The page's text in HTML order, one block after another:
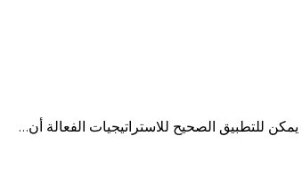
للتطبيق الصحيح للاستراتيجيات الفعالة أن…